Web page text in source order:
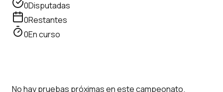
0Disputadas
0Restantes
0En curso
No hay pruebas próximas en este campeonato.